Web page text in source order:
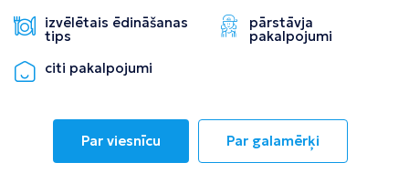
izvēlētais ēdināšanas
tips
pārstāvja
pakalpojumi
citi pakalpojumi
Par viesnīcu Par galamērķi